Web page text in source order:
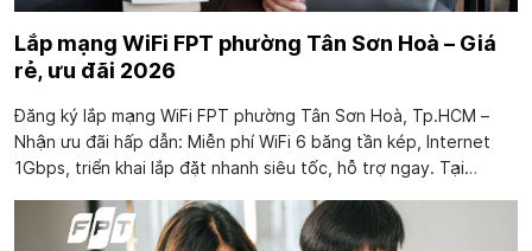
Lắp mạng WiFi FPT phường Tân Sơn Hoà – Giá
rẻ, ưu đãi 2026
Đăng ký lắp mạng WiFi FPT phường Tân Sơn Hoà, Tp.HCM –
Nhận ưu đãi hấp dẫn: Miễn phí WiFi 6 băng tần kép, Internet
1Gbps, triển khai lắp đặt nhanh siêu tốc, hỗ trợ ngay. Tại
doanh nghiệp ưu tiên lựa chọn...